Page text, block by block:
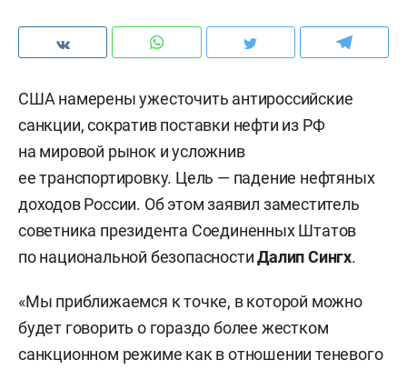
США намерены ужесточить антироссийские
санкции, сократив поставки нефти из РФ
на мировой рынок и усложнив
ее транспортировку. Цель — падение нефтяных
доходов России. Об этом заявил заместитель
советника президента Соединенных Штатов
по национальной безопасностиДалип Сингх.
«Мы приближаемся к точке, в которой можно
будет говорить о гораздо более жестком
санкционном режиме как в отношении теневого